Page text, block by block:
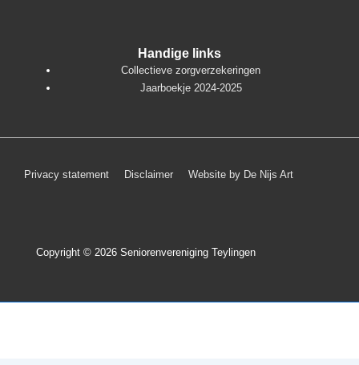
Handige links
Collectieve zorgverzekeringen
Jaarboekje 2024-2025
Footer
Privacy statement Disclaimer Website by De Nijs Art
Copyright © 2026 Seniorenvereniging Teylingen